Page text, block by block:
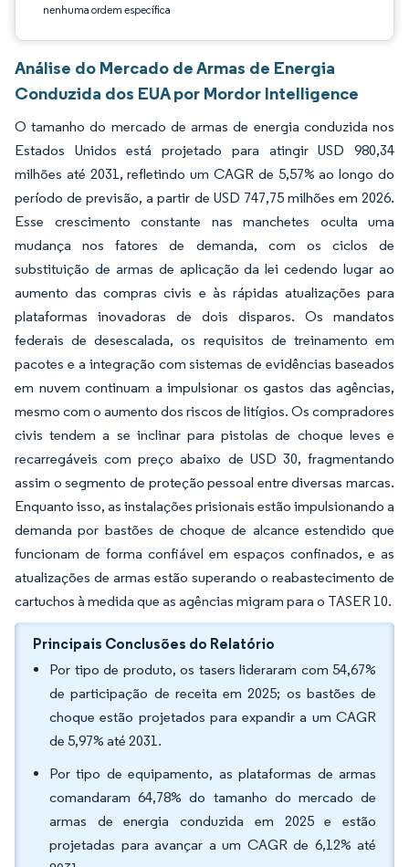
nenhuma ordem específica
Análise do Mercado de Armas de Energia
Conduzida dos EUA por Mordor Intelligence
O tamanho do mercado de armas de energia conduzida nos
Estados Unidos está projetado para atingir USD 980,34
milhões até 2031, refletindo um CAGR de 5,57% ao longo do
período de previsão, a partir de USD 747,75 milhões em 2026.
Esse crescimento constante nas manchetes oculta uma
mudança nos fatores de demanda, com os ciclos de
substituição de armas de aplicação da lei cedendo lugar ao
aumento das compras civis e às rápidas atualizações para
plataformas inovadoras de dois disparos. Os mandatos
federais de desescalada, os requisitos de treinamento em
pacotes e a integração com sistemas de evidências baseados
em nuvem continuam a impulsionar os gastos das agências,
mesmo com o aumento dos riscos de litígios. Os compradores
civis tendem a se inclinar para pistolas de choque leves e
recarregáveis com preço abaixo de USD 30, fragmentando
assim o segmento de proteção pessoal entre diversas marcas.
Enquanto isso, as instalações prisionais estão impulsionando a
demanda por bastões de choque de alcance estendido que
funcionam de forma confiável em espaços confinados, e as
atualizações de armas estão superando o reabastecimento de
cartuchos à medida que as agências migram para o TASER 10.
Principais Conclusões do Relatório
Por tipo de produto, os tasers lideraram com 54,67%
de participação de receita em 2025; os bastões de
choque estão projetados para expandir a um CAGR
de 5,97% até 2031.
Por tipo de equipamento, as plataformas de armas
comandaram 64,78% do tamanho do mercado de
armas de energia conduzida em 2025 e estão
projetadas para avançar a um CAGR de 6,12% até